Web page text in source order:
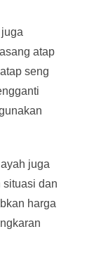
atap
seng
juga
dan
harga